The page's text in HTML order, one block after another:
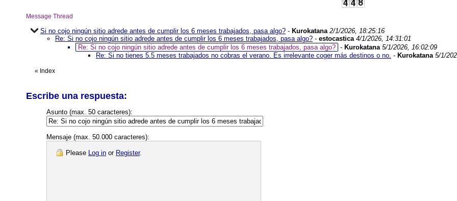
Message Thread
Si no cojo ningún sitio adrede antes de cumplir los 6 meses trabajados, pasa algo? - Kurokatana 2/1/2026, 18:25:16
Re: Si no cojo ningún sitio adrede antes de cumplir los 6 meses trabajados, pasa algo? - estocastica 4/1/2026, 14:31:01
Re: Si no cojo ningún sitio adrede antes de cumplir los 6 meses trabajados, pasa algo? - Kurokatana 5/1/2026, 16:02:09
Re: Si no tienes 5.5 meses trabajados no cobras el verano. Es irrelevante coger más destinos o no. - Kurokatana 5/1/
« Index
Escribe una respuesta:
Asunto (max. 50 caracteres):
Mensaje (max. 50.000 caracteres):
Please Log in or Register.